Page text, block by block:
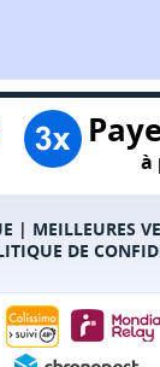
à
| MEILLEURES
DE